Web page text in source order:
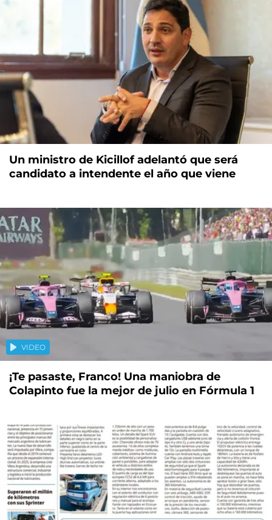
Un ministro de Kicillof adelantó que será
candidato a intendente el año que viene
VIDEO
¡Te pasaste, Franco! Una maniobra de
Colapinto fue la mejor de julio en Fórmula 1